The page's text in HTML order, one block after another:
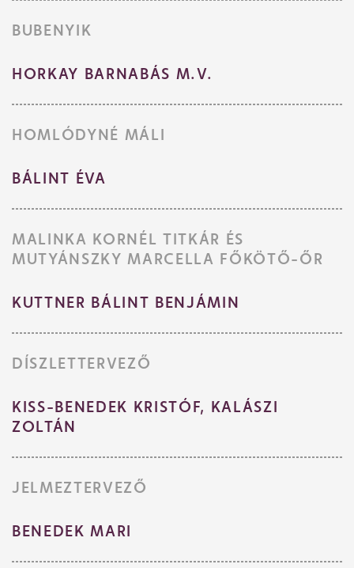
BUBENYIK
HORKAY BARNABÁS M.V.
HOMLÓDYNÉ MÁLI
BÁLINT ÉVA
MALINKA KORNÉL TITKÁR ÉS
MUTYÁNSZKY MARCELLA FŐKÖTŐ-ŐR
KUTTNER BÁLINT BENJÁMIN
DÍSZLETTERVEZŐ
KISS-BENEDEK KRISTÓF, KALÁSZI
ZOLTÁN
JELMEZTERVEZŐ
BENEDEK MARI